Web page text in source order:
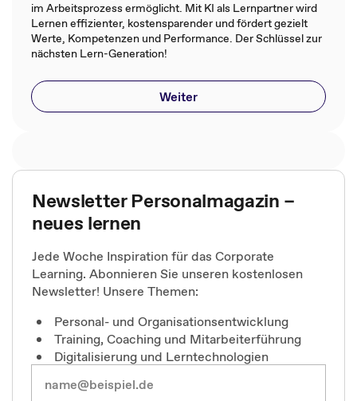
im Arbeitsprozess ermöglicht. Mit KI als Lernpartner wird
Lernen effizienter, kostensparender und fördert gezielt
Werte, Kompetenzen und Performance. Der Schlüssel zur
nächsten Lern-Generation!
Weiter
Newsletter Personalmagazin –
neues lernen
Jede Woche Inspiration für das Corporate
Learning. Abonnieren Sie unseren kostenlosen
Newsletter! Unsere Themen:
Personal- und Organisationsentwicklung
Training, Coaching und Mitarbeiterführung
Digitalisierung und Lerntechnologien